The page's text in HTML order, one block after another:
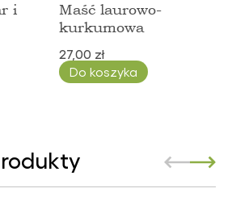
i
Maść laurowo-
kurkumowa
27,00 zł
Do koszyka